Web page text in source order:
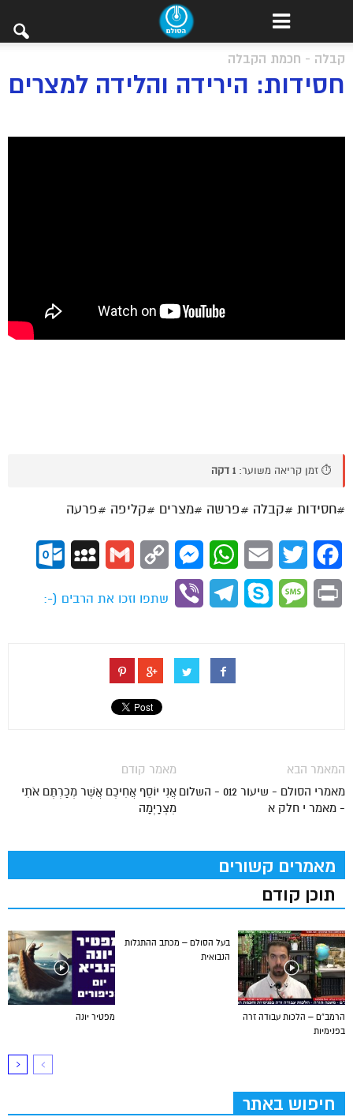
קבלה - חכמת הקבלה
חסידות: הירידה והלידה למצרים
⏱️ זמן קריאה משוער: 1 דקה
#חסידות #קבלה #פרשה #מצרים #קליפה #פרעה
Facebook
Twitter
Email
WhatsApp
Messenger
Copy
Gmail
MySpace
Print
Message
Skype
Telegram
Viber
שתפו וזכו את הרבים (-:
מאמר קודם
אֲנִי יוֹסֵף אֲחִיכֶם אֲשֶׁר מְכַרְתֶּם אֹתִי
מִצְרָיְמָה
המאמר הבא
מאמרי הסולם - שיעור 012 - השלום
- מאמר י חלק א
מאמרים קשורים
תוכן קודם
מפטיר יונה
בעל הסולם – מכתב ההתגלות
הנבואית
הרמב”ם – הלכות עבודה זרה
בפנימיות
חיפוש באתר